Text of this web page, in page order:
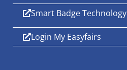
Smart Badge Technology
Login My Easyfairs